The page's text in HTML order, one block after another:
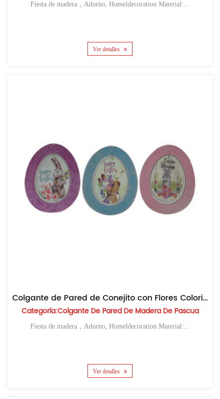
Fiesta de madera，Adorno, Homeldecoration Material:...
Ver detalles
Colgante de Pared de Conejito con Flores Coloridas de Madera de Pascua
Categoría:Colgante De Pared De Madera De Pascua
Fiesta de madera，Adorno, Homeldecoration Material:...
Ver detalles